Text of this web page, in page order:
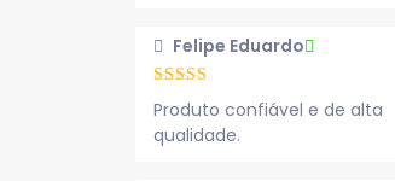
Felipe Eduardo
Produto confiável e de alta
qualidade.